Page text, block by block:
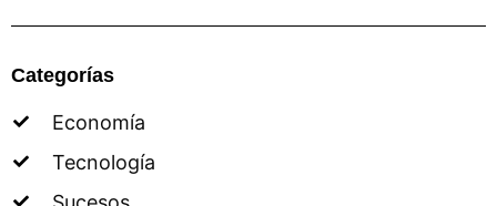
Categorías
Economía
Tecnología